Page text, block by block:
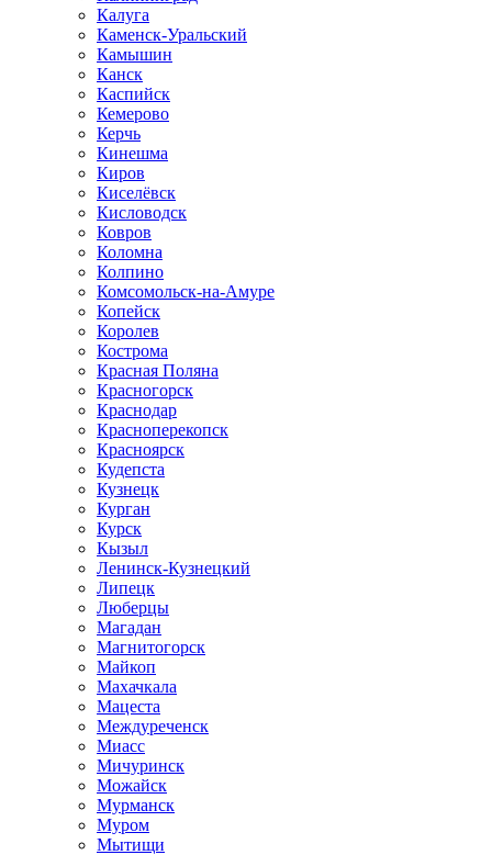
Калуга
Каменск-Уральский
Камышин
Канск
Каспийск
Кемерово
Керчь
Кинешма
Киров
Киселёвск
Кисловодск
Ковров
Коломна
Колпино
Комсомольск-на-Амуре
Копейск
Королев
Кострома
Красная Поляна
Красногорск
Краснодар
Красноперекопск
Красноярск
Кудепста
Кузнецк
Курган
Курск
Кызыл
Ленинск-Кузнецкий
Липецк
Люберцы
Магадан
Магнитогорск
Майкоп
Махачкала
Мацеста
Междуреченск
Миасс
Мичуринск
Можайск
Мурманск
Муром
Мытищи